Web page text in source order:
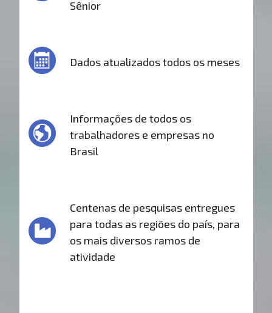
Sênior
Dados atualizados todos os meses
Informações de todos os
trabalhadores e empresas no
Brasil
Centenas de pesquisas entregues
para todas as regiões do país, para
os mais diversos ramos de
atividade